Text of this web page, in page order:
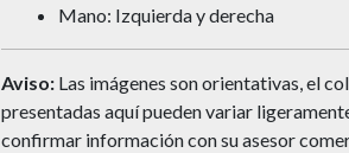
Mano: Izquierda y derecha
Aviso:Las imágenes son orientativas, el
presentadas aquí pueden variar
confirmar información con su asesor